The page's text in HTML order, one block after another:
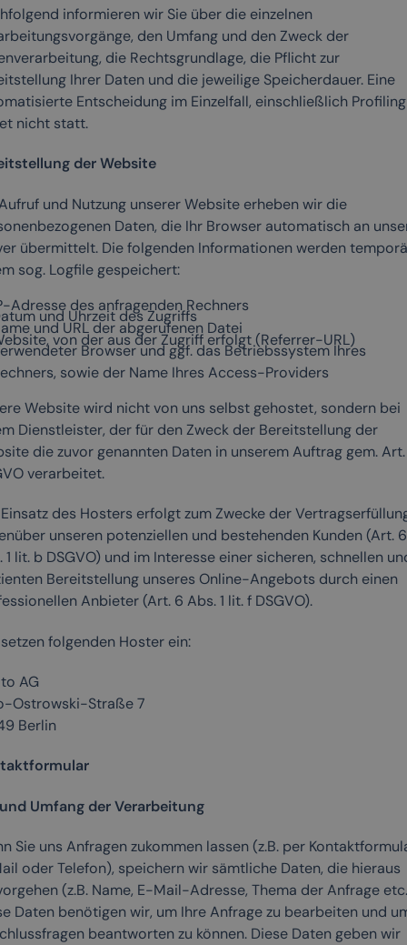
informieren wir Sie über die einzelnen
den Umfang und den Zweck der
die Rechtsgrundlage, die Pflicht zur
Ihrer Daten und die jeweilige Speicherdauer. Eine
Entscheidung im Einzelfall, einschließlich Profiling
nicht statt.
der Website
und Nutzung unserer Website erheben wir die
Daten, die Ihr Browser automatisch an
übermittelt. Die folgenden Informationen werden
sog. Logfile gespeichert:
Adresse des anfragenden Rechners
und Uhrzeit des Zugriffs
und URL der abgerufenen Datei
von der aus der Zugriff erfolgt (Referrer-URL)
Browser und ggf. das Betriebssystem Ihres
sowie der Name Ihres Access-Providers
Website wird nicht von uns selbst gehostet, sondern bei
Dienstleister, der für den Zweck der Bereitstellung der
die zuvor genannten Daten in unserem Auftrag gem.
verarbeitet.
des Hosters erfolgt zum Zwecke der
unseren potenziellen und bestehenden Kunden (Art. 6
1 lit. b DSGVO) und im Interesse einer sicheren, schnellen
Bereitstellung unseres Online-Angebots durch einen
Anbieter (Art. 6 Abs. 1 lit. f DSGVO).
folgenden Hoster ein:
AG
Ostrowski-Straße 7
Berlin
Umfang der Verarbeitung
Sie uns Anfragen zukommen lassen (z.B. per
oder Telefon), speichern wir sämtliche Daten, die hieraus
(z.B. Name, E-Mail-Adresse, Thema der Anfrage
Daten benötigen wir, um Ihre Anfrage zu bearbeiten und
beantworten zu können. Diese Daten geben wir